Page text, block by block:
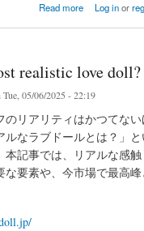
Read more Log inor
realistic love doll?
Tue, 05/06/2025 - 22:19
のリアリティはかつてな
ルなラブドールとは？」
本記事では、リアルな感
な要素や、今市場で最高